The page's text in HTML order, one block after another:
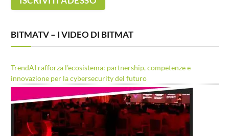
BITMATV – I VIDEO DI BITMAT
TrendAI rafforza l’ecosistema: partnership, competenze e
innovazione per la cybersecurity del futuro